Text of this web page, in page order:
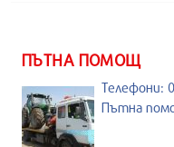
ПЪТНА ПОМОЩ
Телефони:
Пътна